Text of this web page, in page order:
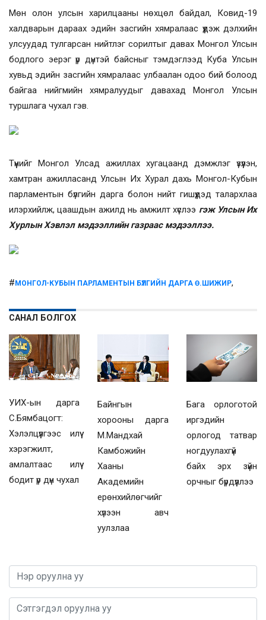
Мөн олон улсын харилцааны нөхцөл байдал, Ковид-19
халдварын дараах эдийн засгийн хямралаас үүдэж дэлхийн
улсуудад тулгарсан нийтлэг сорилтыг давах Монгол Улсын
бодлого эерэг үр дүнтэй байсныг тэмдэглээд Куба Улсын
хувьд эдийн засгийн хямралаас улбаалан одоо бий болоод
байгаа нийгмийн хямралуудыг давахад Монгол Улсын
туршлага чухал гэв.
Түүнийг Монгол Улсад ажиллах хугацаанд дэмжлэг үзүүлэн,
хамтран ажилласанд Улсын Их Хурал дахь Монгол-Кубын
парламентын бүлгийн дарга болон нийт гишүүдэд талархлаа
илэрхийлж, цаашдын ажилд нь амжилт хүслээ гэж Улсын Их
Хурлын Хэвлэл мэдээллийн газраас мэдээллээ.
# МОНГОЛ-КУБЫН ПАРЛАМЕНТЫН БҮЛГИЙН ДАРГА Ө.ШИЖИР,
САНАЛ БОЛГОХ
УИХ-ын дарга
С.Бямбацогт:
Хэлэлцүүлгээс илүү
хэрэгжилт,
амлалтаас илүү
бодит үр дүн чухал
Байнгын
хорооны дарга
М.Мандхай
Камбожийн
Хааны
Академийн
ерөнхийлөгчийг
хүлээн авч
уулзлаа
Бага орлоготой
иргэдийн
орлогод татвар
ногдуулахгүй
байх эрх зүйн
орчныг бүрдүүллээ